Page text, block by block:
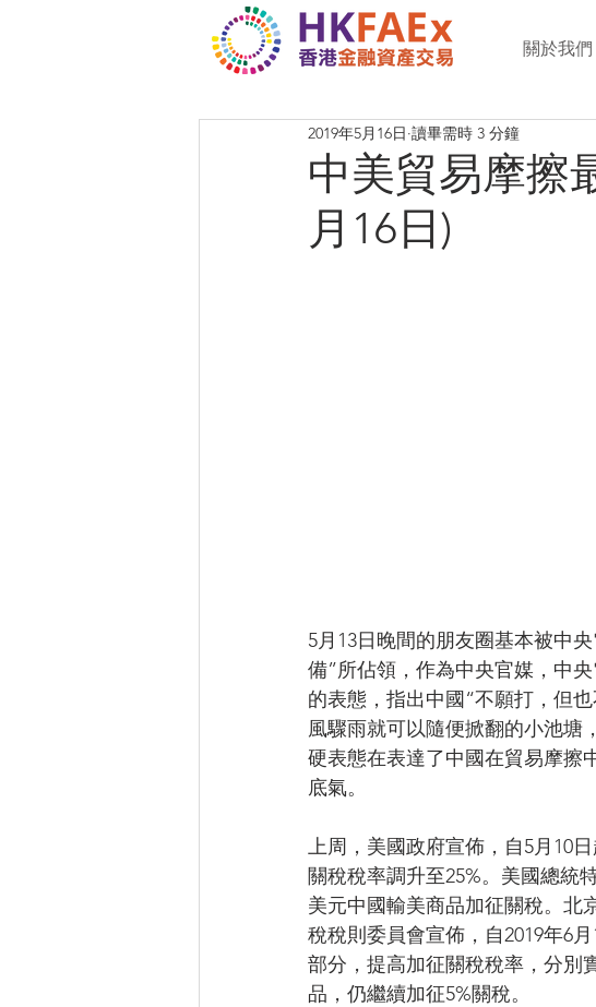
關於我們
中美貿易摩擦
月16日)
2019年5月16日 讀畢需時 3 分鐘
5月13日晚間的朋友圈基本被中
備”所佔領，作為中央官媒，中
的表態，指出中國“不願打，但
風驟雨就可以隨便掀翻的小池塘
硬表態在表達了中國在貿易摩擦
底氣。
上周，美國政府宣佈，自5月10
關稅稅率調升至25%。美國總統
美元中國輸美商品加征關稅。北
稅稅則委員會宣佈，自2019年6
部分，提高加征關稅稅率，分別
品，仍繼續加征5%關稅。